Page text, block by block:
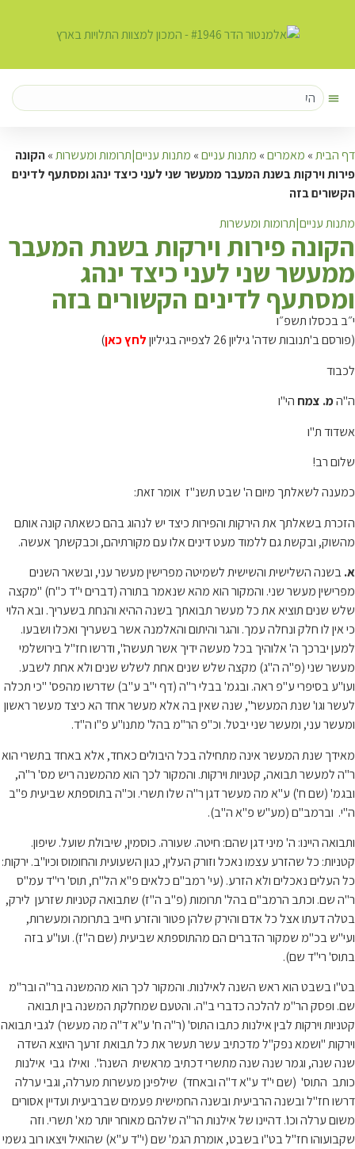
דף הבית» מאמרים» מתנות עניים» מתנות עניים|תרומות ומעשרות»הקונה
פירות וירקות בשנת המעבר ממעשר שני לעני כיצד ינהג ומסתעף לדינים
הקשורים בזה
מתנות עניים|תרומות ומעשרות
הקונה פירות וירקות בשנת המעבר
ממעשר שני לעני כיצד ינהג
ומסתעף לדינים הקשורים בזה
י״ב בכסלו תשפ״ו
(פורסם ב'תנובות שדה' גיליון 26 לצפייה בגיליון
לחץ כאן)
לכבוד
ה"המ. צמח הי"ו
אשדוד ת"ו
שלום רב!
כמענה לשאלתך מיום ה' שבט תשנ"ז אומר זאת:
הזכרת בשאלתך את הירקות והפירות כיצד יש לנהוג בהם כשאתה קונה אותם
מהשוק, ובקשת גם ללמוד מעט דינים אלו עם מקורתיהם, וכבקשתך אעשה.
א.בשנה השלישית והשישית לשמיטה מפרישין מעשר עני, ובשאר השנים
מפרישין מעשר שני. והמקור הוא מהא שנאמר בתורה (דברים י"ד כ"ח) "מקצה
שלש שנים תוציא את כל מעשר תבואתך בשנה ההיא והנחת בשעריך. ובא הלוי
כי אין לו חלק ונחלה עמך. והגר והיתום והאלמנה אשר בשעריך ואכלו ושבעו.
למען יברכך ה' אלוהיך בכל מעשה ידיך אשר תעשה", ודרשו חז"ל בירושלמי
מעשר שני (פ"ה ה"ג) מקצה שלש שנים אחת לשלש שנים ולא אחת לשבע.
ועו"ע בסיפרי ע"פ ראה. ובגמ' בבלי ר"ה (דף י"ב ע"ב) שדרשו מהפס' "כי תכלה
לעשר וגו' שנת המעשר", שנה שאין בה אלא מעשר אחד הא כיצד מעשר ראשון
ומעשר עני, ומעשר שני יבטל. וכ"פ הר"מ בהל' מתנו"ע פ"ו ה"ד.
מאידך שנת המעשר אינה מתחילה בכל היבולים כאחד, אלא באחד בתשרי הוא
ר"ה למעשר תבואה, קטניות וירקות. והמקור לכך הוא מהמשנה ריש מס' ר"ה,
ובגמ' (שם ח') ע"א מה מעשר דגן ר"ה שלו תשרי. וכ"ה בתוספתא שביעית פ"ב
ה"י. וברמב"ם (מע"ש פ"א ה"ב).
ותבואה היינו: ה' מיני דגן שהם: חיטה. שעורה. כוסמין, שיבולת שועל. שיפון.
קטניות: כל שהזרע עצמו נאכל וזורק העלין, כגון השעועית והחומוס וכיו"ב. ירקות:
כל העלים נאכלים ולא הזרע. (עי' רמב"ם כלאים פ"א הל"ח, תוס' רי"ד עמ"ס
ר"ה שם. וכתב הרמב"ם בהל' תרומות (פ"ב ה"ז) שתבואה קטניות שזרען לירק,
בטלה דעתו אצל כל אדם והירק שלהן פטור והזרע חייב בתרומה ומעשרות,
ועי"ש בכ"מ שמקור הדברים הם מהתוספתא שביעית (שם ה"ז). ועו"ע בזה
בתוס' רי"ד שם).
בט"ו בשבט הוא ראש השנה לאילנות. והמקור לכך הוא מהמשנה בר"ה ובר"מ
שם. ופסק הר"מ להלכה כדברי ב"ה. והטעם שמחלקת המשנה בין תבואה
קטניות וירקות לבין אילנות כתבו התוס' (ר"ה ח' ע"א ד"ה מה מעשר) לגבי תבואה
וירקות "ושמא נפק"ל מדכתיב עשר תעשר את כל תבואת זרעך היוצא השדה
שנה שנה, וגמר שנה שנה מתשרי דכתיב מראשית השנה". ואילו גבי אילנות
כותב התוס' (שם י"ד ע"א ד"ה ובאחד) שילפינן מעשרות מערלה, וגבי ערלה
דרשו חז"ל ובשנה הרביעית ובשנה החמישית פעמים שברביעית ועדיין אסורים
משום ערלה וכו'. דהיינו של אילנות הר"ה שלהם מאוחר יותר מא' תשרי. וזה
שקבועוהו חז"ל בט"ו בשבט, אומרת הגמ' שם (י"ד ע"א) שהואיל ויצאו רוב גשמי